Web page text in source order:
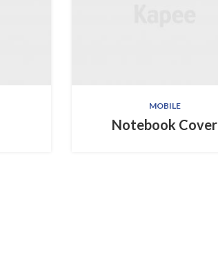
MOBILE
Notebook Cover